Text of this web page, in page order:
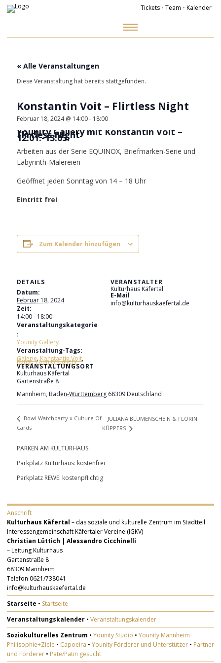
Tickets • Team • Kalender
« Alle Veranstaltungen
Diese Veranstaltung hat bereits stattgefunden.
Konstantin Voit – Flirtless Night
Februar 18, 2024 @ 14:00- 18:00
Younity Gallery mit Konstantin Voit –
Flirtless Night
12.01.-13.03.
Arbeiten aus der Serie EQUINOX, Briefmarken-Serie und
Labyrinth-Malereien
Geöffnet jeden Sonntag von 14 – 18 Uhr
Eintritt frei
Zum Kalender hinzufügen
DETAILS
Datum:
Februar 18, 2024
Zeit:
14:00 - 18:00
Veranstaltungskategorie
:
Younity Gallery
Veranstaltung-Tags:
Galerie,Konstantin Voit,
Kunst,Younity Gallery
VERANSTALTUNGSORT
Kulturhaus Käfertal
Gartenstraße 8
Mannheim, Baden-Württemberg 68309 Deutschland
VERANSTALTER
Kulturhaus Käfertal
E-Mail
info@kulturhauskaefertal.de
Bowl Watchparty x Culture Of
Cards
JULIANA BLUMENSCHEIN & FLORIN
KÜPPERS
PARKEN AM KULTURHAUS
Parkplatz Kulturhaus: kostenfrei
Parkplatz REWE: kostenpflichtig
Anschrift
Kulturhaus Käfertal – das soziale und kulturelle Zentrum im Stadtteil
Interessengemeinschaft Käfertaler Vereine (IGKV)
Christian Lüttich | Alessandro Cicchinelli
– Leitung Kulturhaus
Gartenstraße 8
68309 Mannheim
Telefon 0621/738041
info@kulturhauskaefertal.de
Starseite • Startseite
Veranstaltungskalender • Veranstaltungskalender
Soziokulturelles Zentrum • Younity Studio • Younity Mannheim
Philisophie+Ziele • Capoeira • Younity Förderer und Unterstützer • Partner
und Förderer • Pate/Patin gesucht